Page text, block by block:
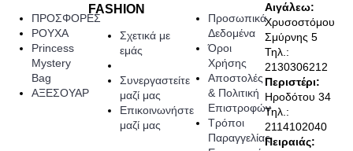
ΠΡΟΣΦΟΡΕΣ
ΡΟΥΧΑ
Princess
Mystery
Bag
ΑΞΕΣΟΥΑΡ
FASHION
Σχετικά με
εμάς
Συνεργαστείτε
μαζί μας
Επικοινωνήστε
μαζί μας
Προσωπικά
Δεδομένα
Όροι
Χρήσης
Αποστολές
& Πολιτική
Επιστροφών
Τρόποι
Παραγγελίας
Αιγάλεω:
Χρυσοστόμου
Σμύρνης 5
Τηλ.:
2130306212
Περιστέρι:
Ηροδότου 34
Τηλ.:
2114102040
Πειραιάς: